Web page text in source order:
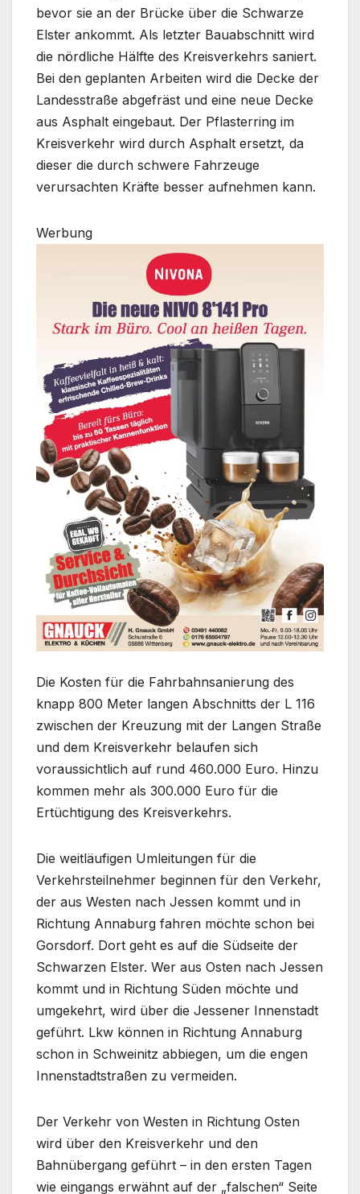
bevor sie an der Brücke über die Schwarze
Elster ankommt. Als letzter Bauabschnitt wird
die nördliche Hälfte des Kreisverkehrs saniert.
Bei den geplanten Arbeiten wird die Decke der
Landesstraße abgefräst und eine neue Decke
aus Asphalt eingebaut. Der Pflasterring im
Kreisverkehr wird durch Asphalt ersetzt, da
dieser die durch schwere Fahrzeuge
verursachten Kräfte besser aufnehmen kann.
Werbung
Die Kosten für die Fahrbahnsanierung des
knapp 800 Meter langen Abschnitts der L 116
zwischen der Kreuzung mit der Langen Straße
und dem Kreisverkehr belaufen sich
voraussichtlich auf rund 460.000 Euro. Hinzu
kommen mehr als 300.000 Euro für die
Ertüchtigung des Kreisverkehrs.
Die weitläufigen Umleitungen für die
Verkehrsteilnehmer beginnen für den Verkehr,
der aus Westen nach Jessen kommt und in
Richtung Annaburg fahren möchte schon bei
Gorsdorf. Dort geht es auf die Südseite der
Schwarzen Elster. Wer aus Osten nach Jessen
kommt und in Richtung Süden möchte und
umgekehrt, wird über die Jessener Innenstadt
geführt. Lkw können in Richtung Annaburg
schon in Schweinitz abbiegen, um die engen
Innenstadtstraßen zu vermeiden.
Der Verkehr von Westen in Richtung Osten
wird über den Kreisverkehr und den
Bahnübergang geführt – in den ersten Tagen
wie eingangs erwähnt auf der „falschen“ Seite